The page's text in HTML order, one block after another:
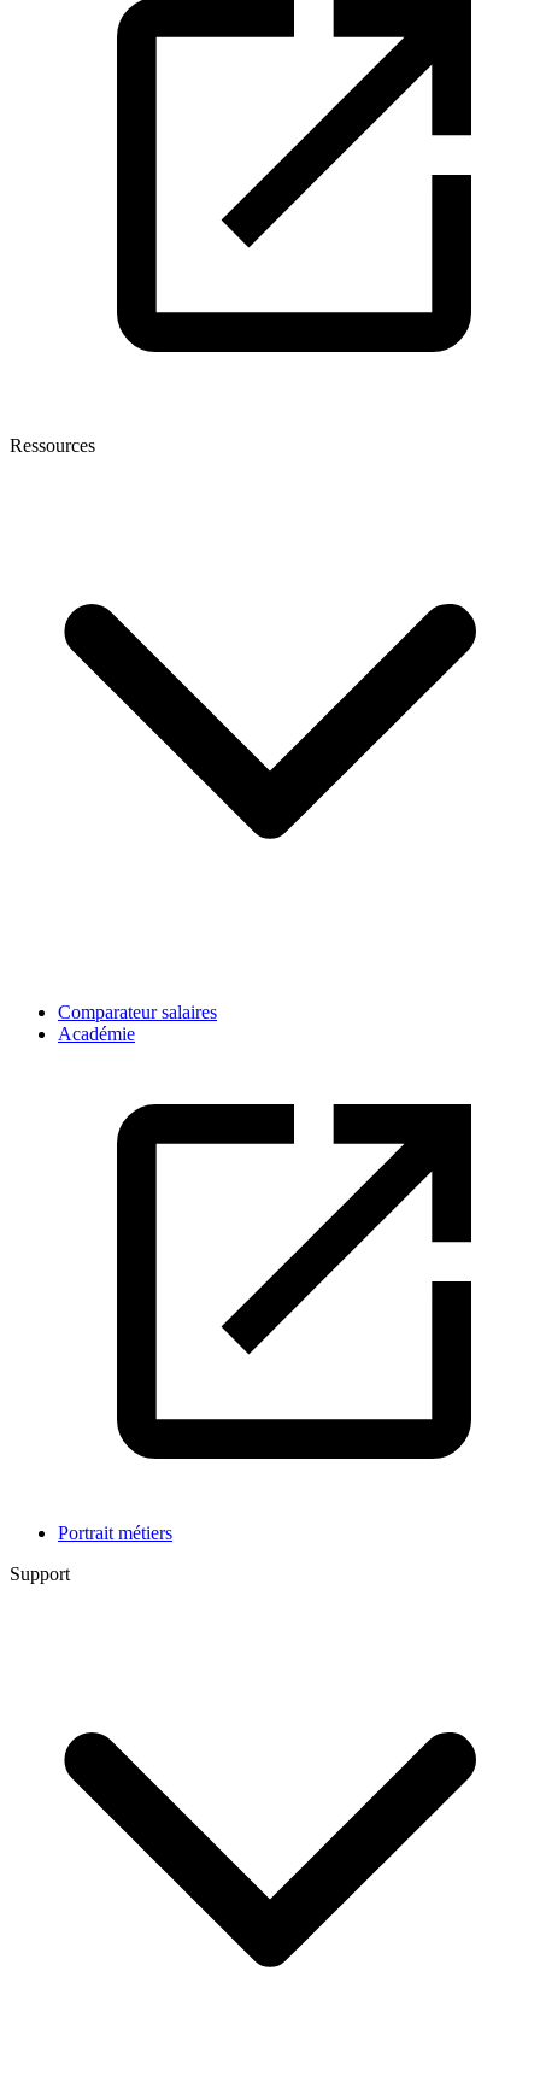
Ressources
Comparateur salaires
Académie
Portrait métiers
Support